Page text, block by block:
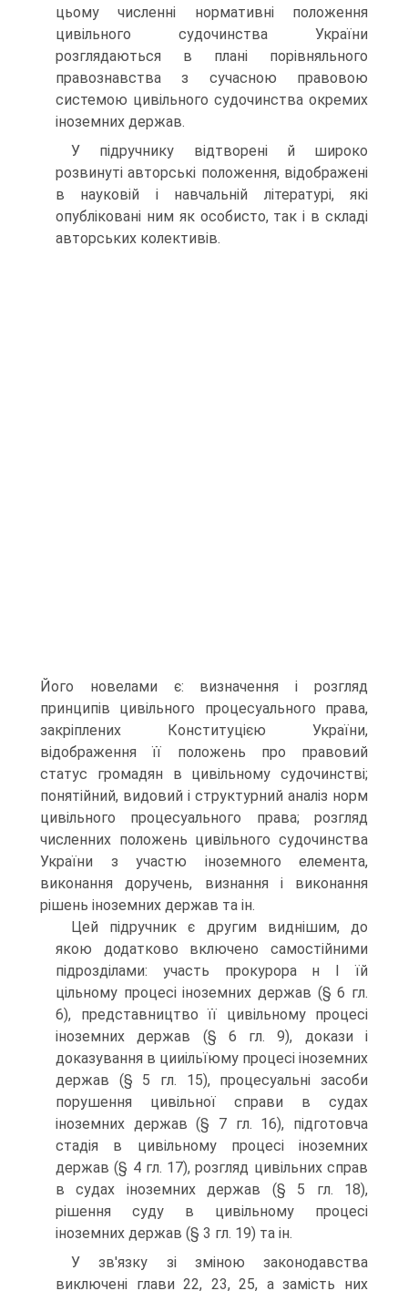
цьому численні нормативні положення
цивільного судочинства України
розглядаються в плані порівняльного
правознавства з сучасною правовою
системою цивільного судочинства окремих
іноземних держав.
У підручнику відтворені й широко
розвинуті авторські положення, відображені
в науковій і навчальній літературі, які
опубліковані ним як особисто, так і в складі
авторських колективів.
Його новелами є: визначення і розгляд
принципів цивільного процесуального права,
закріплених Конституцією України,
відображення її положень про правовий
статус громадян в цивільному судочинстві;
понятійний, видовий і структурний аналіз норм
цивільного процесуального права; розгляд
численних положень цивільного судочинства
України з участю іноземного елемента,
виконання доручень, визнання і виконання
рішень іноземних держав та ін.
Цей підручник є другим виднішим, до
якою додатково включено самостійними
підрозділами: участь прокурора н І їй
цільному процесі іноземних держав (§ 6 гл.
6), представництво її цивільному процесі
іноземних держав (§ 6 гл. 9), докази і
доказування в цииільїюму процесі іноземних
держав (§ 5 гл. 15), процесуальні засоби
порушення цивільної справи в судах
іноземних держав (§ 7 гл. 16), підготовча
стадія в цивільному процесі іноземних
держав (§ 4 гл. 17), розгляд цивільних справ
в судах іноземних держав (§ 5 гл. 18),
рішення суду в цивільному процесі
іноземних держав (§ 3 гл. 19) та ін.
У зв'язку зі зміною законодавства
виключені глави 22, 23, 25, а замість них